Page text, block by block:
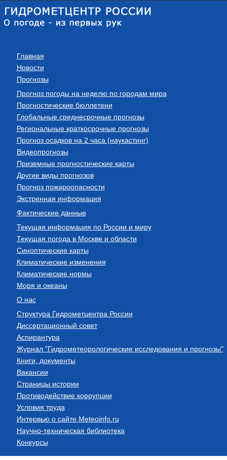
Главная
Новости
Прогнозы
Прогноз погоды на неделю по городам мира
Прогностические бюллетени
Глобальные среднесрочные прогнозы
Региональные краткосрочные прогнозы
Прогноз осадков на 2 часа (наукастинг)
Видеопрогнозы
Приземные прогностические карты
Другие виды прогнозов
Прогноз пожароопасности
Экстренная информация
Фактические данные
Текущая информация по России и миру
Текущая погода в Москве и области
Синоптические карты
Климатические изменения
Климатические нормы
Моря и океаны
О нас
Структура Гидрометцентра России
Диссертационный совет
Аспирантура
Журнал "Гидрометеорологические исследования и прогнозы"
Книги, документы
Вакансии
Страницы истории
Противодействие коррупции
Условия труда
Интервью о сайте Meteoinfo.ru
Научно-техническая библиотека
Конкурсы